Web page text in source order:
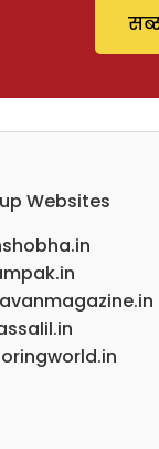
Websites